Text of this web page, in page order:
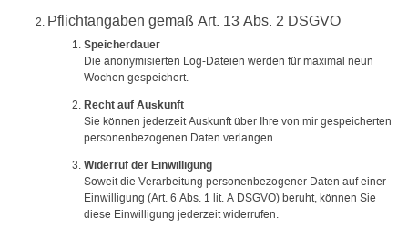
Pflichtangaben gemäß Art. 13 Abs. 2 DSGVO
Speicherdauer
Die anonymisierten Log-Dateien werden für maximal neun
Wochen gespeichert.
Recht auf Auskunft
Sie können jederzeit Auskunft über Ihre von mir gespeicherten
personenbezogenen Daten verlangen.
Widerruf der Einwilligung
Soweit die Verarbeitung personenbezogener Daten auf einer
Einwilligung (Art. 6 Abs. 1 lit. A DSGVO) beruht, können Sie
diese Einwilligung jederzeit widerrufen.